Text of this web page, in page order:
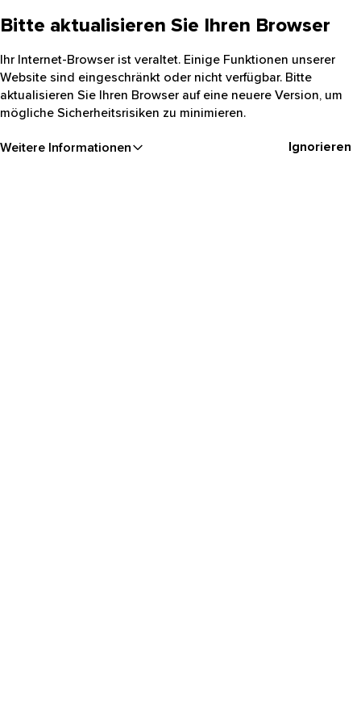
Bitte aktualisieren Sie Ihren Browser
Ihr Internet-Browser ist veraltet. Einige Funktionen unserer
Website sind eingeschränkt oder nicht verfügbar. Bitte
aktualisieren Sie Ihren Browser auf eine neuere Version, um
mögliche Sicherheitsrisiken zu minimieren.
Weitere Informationen Ignorieren